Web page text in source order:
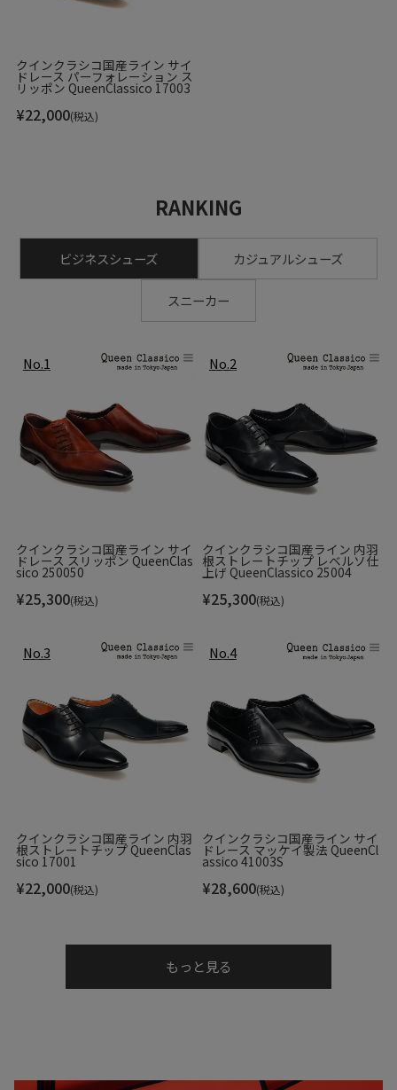
クインクラシコ国産ライン サイ
ドレース パーフォレーション ス
リッポン QueenClassico 17003
¥22,000(税込)
RANKING
ビジネスシューズ カジュアルシューズ
スニーカー
クインクラシコ国産ライン サイ
ドレース スリッポン QueenClas
sico 250050
¥25,300(税込)
クインクラシコ国産ライン 内羽
根ストレートチップ レベルソ仕
上げ QueenClassico 25004
¥25,300(税込)
クインクラシコ国産ライン 内羽
根ストレートチップ QueenClas
sico 17001
¥22,000(税込)
クインクラシコ国産ライン サイ
ドレース マッケイ製法 QueenCl
assico 41003S
¥28,600(税込)
もっと見る